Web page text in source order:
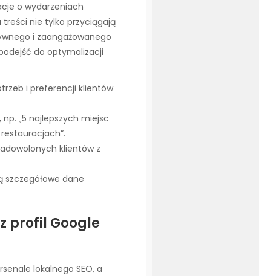
o wydarzeniach
nie tylko przyciągają
i zaangażowanego
do optymalizacji
i preferencji klientów
„5 najlepszych miejsc
klientów z
szczegółowe dane
profil Google
lokalnego SEO, a